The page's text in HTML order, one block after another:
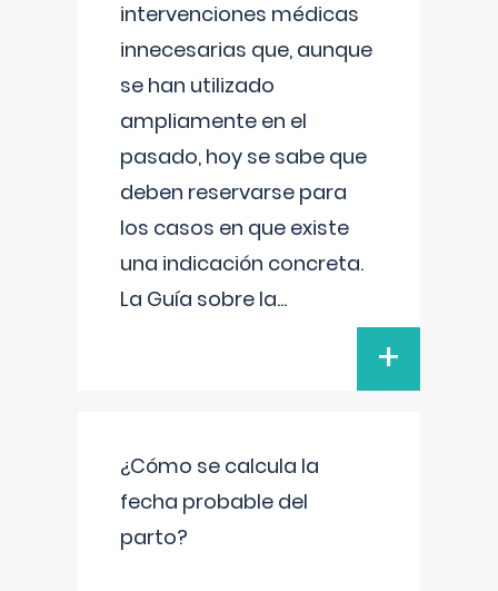
intervenciones médicas
innecesarias que, aunque
se han utilizado
ampliamente en el
pasado, hoy se sabe que
deben reservarse para
los casos en que existe
una indicación concreta.
La Guía sobre la...
+
¿Cómo se calcula la
fecha probable del
parto?